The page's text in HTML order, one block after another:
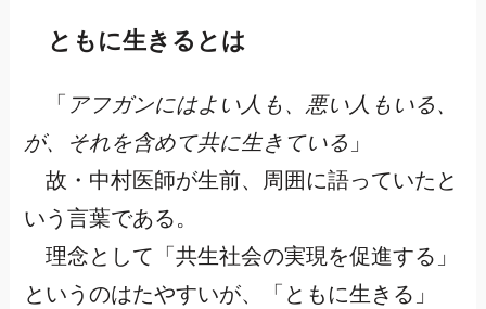
ともに生きるとは
「 アフガンにはよい人も、悪い人もいる、
が、それを含めて共に生きている 」
故・中村医師が生前、周囲に語っていたと
いう言葉である。
理念として「共生社会の実現を促進する」
というのはたやすいが、「ともに生きる」